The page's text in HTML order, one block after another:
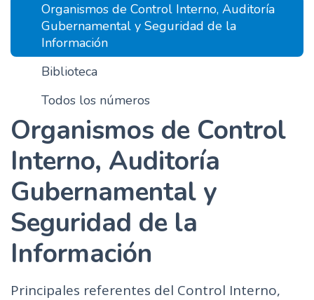
Organismos de Control Interno, Auditoría
Gubernamental y Seguridad de la
Información
Biblioteca
Todos los números
Organismos de Control
Interno, Auditoría
Gubernamental y
Seguridad de la
Información
Principales referentes del Control Interno,